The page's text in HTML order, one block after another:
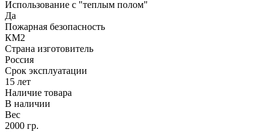
Использование с "теплым полом"
Да
Пожарная безопасность
КМ2
Страна изготовитель
Россия
Срок эксплуатации
15 лет
Наличие товара
В наличии
Вес
2000 гр.